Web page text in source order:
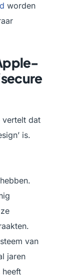
worden
vertelt dat
is.
van
jaren